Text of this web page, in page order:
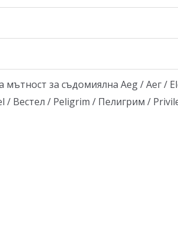
за съдомиялна Aeg / Аег /
Вестел / Peligrim / Пелигрим /